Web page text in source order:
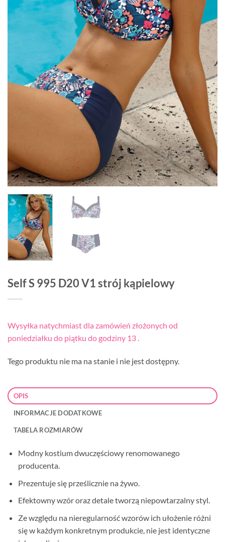
Self S 995 D20 V1 strój kąpielowy
Wysyłka natychmiast dla zamówień złożonych od
poniedziałku do piątku do godziny 13 .
Tego produktu nie ma na stanie i nie jest dostępny.
OPIS
INFORMACJE DODATKOWE
TABELA ROZMIARÓW
Modny kostium dwuczęściowy renomowanego
producenta.
Prezentuje się prześlicznie na żywo.
Efektowny wzór oraz detale tworzą niepowtarzalny styl.
Ze względu na nieregularność wzorów ich ułożenie różni
się w każdym konkretnym produkcie, nie jest identyczne